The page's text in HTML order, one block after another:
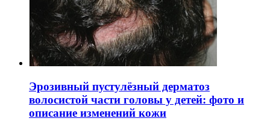
Эрозивный пустулёзный дерматоз
волосистой части головы у детей: фото и
описание изменений кожи